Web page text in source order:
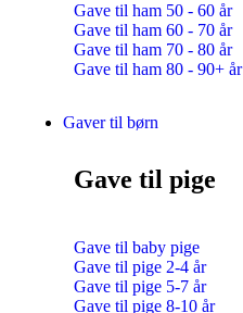
Gave til ham 50 - 60 år
Gave til ham 60 - 70 år
Gave til ham 70 - 80 år
Gave til ham 80 - 90+ år
Gaver til børn
Gave til pige
Gave til baby pige
Gave til pige 2-4 år
Gave til pige 5-7 år
Gave til pige 8-10 år